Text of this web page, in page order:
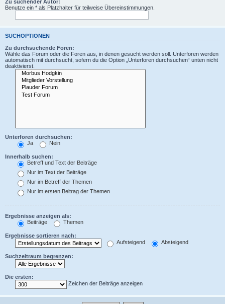
Zu suchender Autor:
Benutze ein * als Platzhalter für teilweise Übereinstimmungen.
SUCHOPTIONEN
Zu durchsuchende Foren:
Wähle das Forum oder die Foren aus, in denen gesucht werden soll. Unterforen werden
automatisch mit durchsucht, sofern du die Option „Unterforen durchsuchen“ unten nicht
deaktivierst.
Unterforen durchsuchen:
Ja
Nein
Innerhalb suchen:
Betreff und Text der Beiträge
Nur im Text der Beiträge
Nur im Betreff der Themen
Nur im ersten Beitrag der Themen
Ergebnisse anzeigen als:
Beiträge
Themen
Ergebnisse sortieren nach:
Aufsteigend
Absteigend
Suchzeitraum begrenzen:
Die ersten:
Zeichen der Beiträge anzeigen